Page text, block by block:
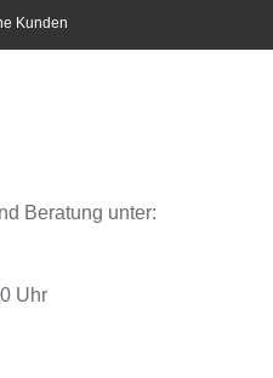
Kunden
Beratung unter:
Uhr